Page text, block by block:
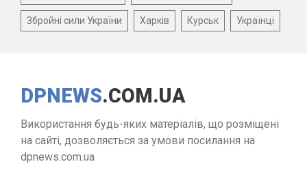
Збройні сили України Харків Курськ Українці
DPNEWS.COM.UA
Використання будь-яких матеріалів, що розміщені
на сайті, дозволяється за умови посилання на
dpnews.com.ua